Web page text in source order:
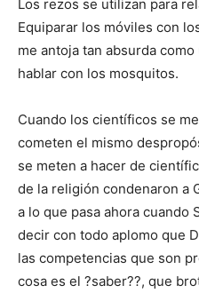
Los rezos se utilizan para
Equiparar los móviles con
me antoja tan absurda
hablar con los mosquitos.
Cuando los científicos se
cometen el mismo
se meten a hacer de
de la religión condenaron a
a lo que pasa ahora cuando
decir con todo aplomo que
las competencias que son
cosa es el ?saber??, que